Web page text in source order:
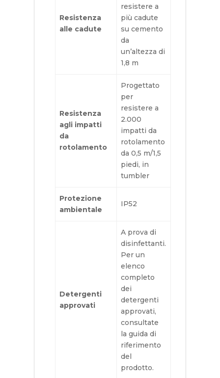
Resistenza
alle cadute
resistere a
più cadute
su cemento
da
un’altezza di
1,8 m
Resistenza
agli impatti
da
rotolamento
Progettato
per
resistere a
2.000
impatti da
rotolamento
da 0,5 m/1,5
piedi, in
tumbler
Protezione
ambientale
IP52
Detergenti
approvati
A prova di
disinfettanti.
Per un
elenco
completo
dei
detergenti
approvati,
consultate
la guida di
riferimento
del
prodotto.